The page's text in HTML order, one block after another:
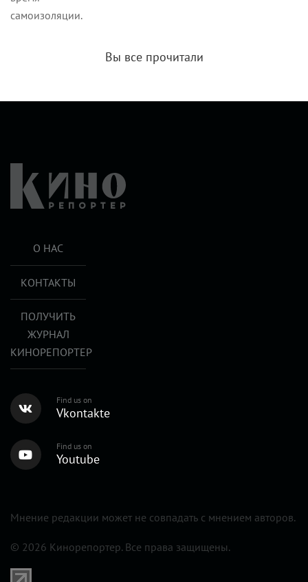
самоизоляции.
Вы все прочитали
О НАС
КОНТАКТЫ
ПОЛУЧИТЬ
ЖУРНАЛ
КИНОРЕПОРТЕР
Find us on
Vkontakte
Find us on
Youtube
Мнение редакции может не совпадать с мнением авторов.
© 2026 Кинорепортер. Все права защищены.